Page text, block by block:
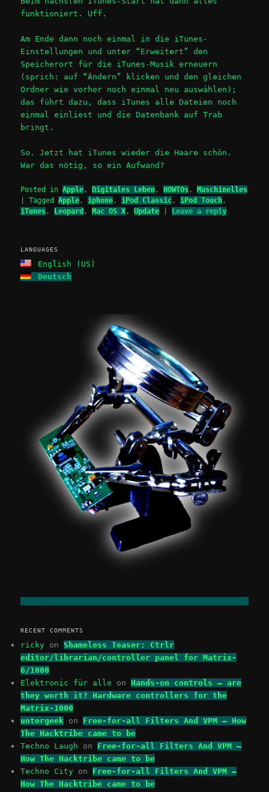
funktioniert. Uff.
Am Ende dann noch einmal in die iTunes-
Einstellungen und unter “Erweitert” den
Speicherort für die iTunes-Musik erneuern
(sprich: auf “Ändern” klicken und den gleichen
Ordner wie vorher noch einmal neu auswählen);
das führt dazu, dass iTunes alle Dateien noch
einmal einliest und die Datenbank auf Trab
bringt.
So. Jetzt hat iTunes wieder die Haare schön.
War das nötig, so ein Aufwand?
Posted in Apple,Digitales Leben,HOWTOs,Maschinelles
|Tagged Apple,iphone,iPod Classic,iPod Touch,
iTunes, Leopard ,Mac OS X,Update Leave a reply
LANGUAGES
English (US)
Deutsch
RECENT COMMENTS
ricky onShameless Teaser: Ctrlr
editor/librarian/controller panel for Matrix-
6/1000
Elektronic für alle on Hands-on controls – are
they worth it? Hardware controllers for the
Matrix-1000
untergeek on Free-for-all Filters And VPM – How
The Hacktribe came to be
Techno Laugh on Free-for-all Filters And VPM –
How The Hacktribe came to be
Techno City on Free-for-all Filters And VPM –
How The Hacktribe came to be